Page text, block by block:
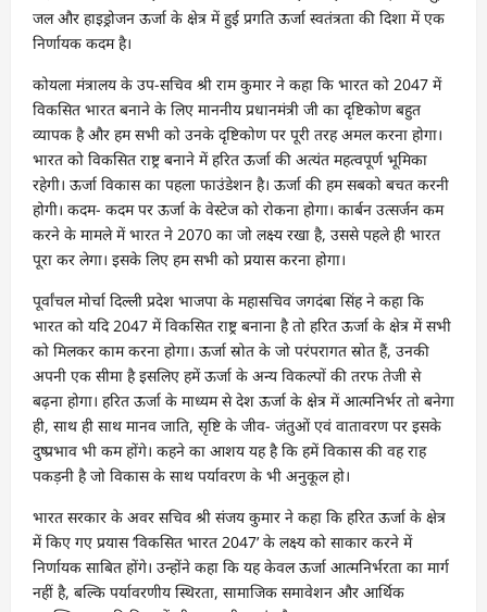
जल और हाइड्रोजन ऊर्जा के क्षेत्र में हुई प्रगति ऊर्जा स्वतंत्रता की दिशा में एक
निर्णायक कदम है।
कोयला मंत्रालय के उप-सचिव श्री राम कुमार ने कहा कि भारत को 2047 में
विकसित भारत बनाने के लिए माननीय प्रधानमंत्री जी का दृष्टिकोण बहुत
व्यापक है और हम सभी को उनके दृष्टिकोण पर पूरी तरह अमल करना होगा।
भारत को विकसित राष्ट्र बनाने में हरित ऊर्जा की अत्यंत महत्वपूर्ण भूमिका
रहेगी। ऊर्जा विकास का पहला फाउंडेशन है। ऊर्जा की हम सबको बचत करनी
होगी। कदम- कदम पर ऊर्जा के वेस्टेज को रोकना होगा। कार्बन उत्सर्जन कम
करने के मामले में भारत ने 2070 का जो लक्ष्य रखा है, उससे पहले ही भारत
पूरा कर लेगा। इसके लिए हम सभी को प्रयास करना होगा।
पूर्वांचल मोर्चा दिल्ली प्रदेश भाजपा के महासचिव जगदंबा सिंह ने कहा कि
भारत को यदि 2047 में विकसित राष्ट्र बनाना है तो हरित ऊर्जा के क्षेत्र में सभी
को मिलकर काम करना होगा। ऊर्जा स्रोत के जो परंपरागत स्रोत हैं, उनकी
अपनी एक सीमा है इसलिए हमें ऊर्जा के अन्य विकल्पों की तरफ तेजी से
बढ़ना होगा। हरित ऊर्जा के माध्यम से देश ऊर्जा के क्षेत्र में आत्मनिर्भर तो बनेगा
ही, साथ ही साथ मानव जाति, सृष्टि के जीव- जंतुओं एवं वातावरण पर इसके
दुष्प्रभाव भी कम होंगे। कहने का आशय यह है कि हमें विकास की वह राह
पकड़नी है जो विकास के साथ पर्यावरण के भी अनुकूल हो।
भारत सरकार के अवर सचिव श्री संजय कुमार ने कहा कि हरित ऊर्जा के क्षेत्र
में किए गए प्रयास ‘विकसित भारत 2047’ के लक्ष्य को साकार करने में
निर्णायक साबित होंगे। उन्होंने कहा कि यह केवल ऊर्जा आत्मनिर्भरता का मार्ग
नहीं है, बल्कि पर्यावरणीय स्थिरता, सामाजिक समावेशन और आर्थिक